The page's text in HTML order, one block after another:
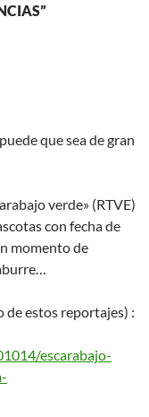
que sea de gran
verde» (RTVE)
con fecha de
momento de
de estos reportajes) :
escarabajo-